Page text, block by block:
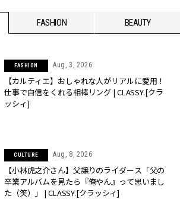
FASHION BEAUTY
FASHION Aug, 3, 2026
【カルティエ】おしゃれな人がリアルに愛用！
仕事で自信をくれる相棒リング | CLASSY.[クラ
ッシィ]
CULTURE Aug, 8, 2026
【小林虎之介さん】父譲りのライダース「父の
卒業アルバムを見たら『俺やん』って思いまし
た（笑）」 | CLASSY.[クラッシィ]